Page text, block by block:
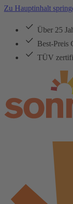
Zu Hauptinhalt
Über 25
Best-Preis
TÜV